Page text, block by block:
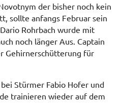
der bisher noch kein
sollte anfangs Februar sein
Rohrbach wurde mit
noch länger Aus. Captain
Gehirnerschütterung für
Stürmer Fabio Hofer und
trainieren wieder auf dem